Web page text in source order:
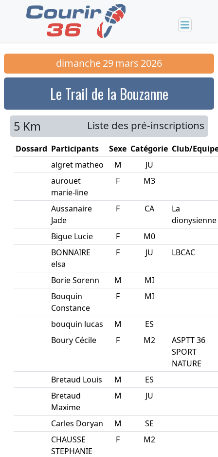
dimanche29mars 2026
Le Trail de la Bouzanne
Liste des pré-inscriptions
5 Km
Dossard Participants Sexe Catégorie Club/
algret matheo
M
JU
aurouet
marie-line
F M3
Aussanaire
Jade
F CA
La
dionysienne
Bigue Lucie
F
M0
BONNAIRE
elsa
F JU LBCAC
Borie Sorenn M
MI
Bouquin
Constance
F MI
bouquin lucas M
ES
Boury Cécile
F M2
ASPTT 36
SPORT
NATURE
Bretaud Louis
M
ES
Bretaud
Maxime
M JU
Carles Doryan M
SE
CHAUSSE
STEPHANIE
F M2